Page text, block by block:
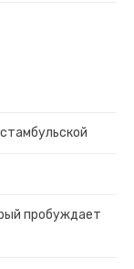
пробуждает